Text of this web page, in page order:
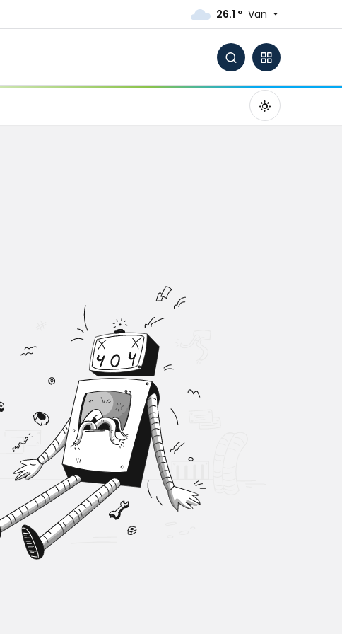
26.1 ° Van
Gece modunu seçin.
Sistem Modu
Sistem modunu seçin.